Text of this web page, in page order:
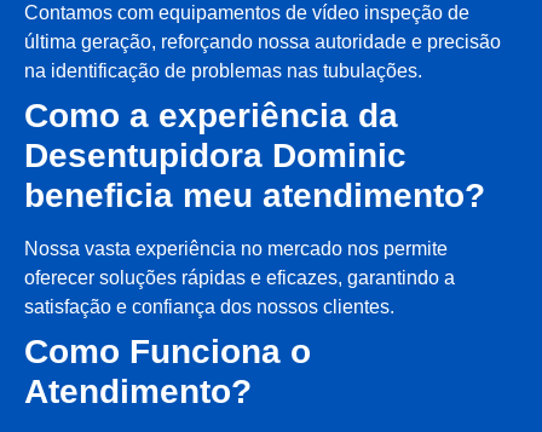
Contamos com equipamentos de vídeo inspeção de
última geração, reforçando nossa autoridade e precisão
na identificação de problemas nas tubulações.
Como a experiência da
Desentupidora Dominic
beneficia meu atendimento?
Nossa vasta experiência no mercado nos permite
oferecer soluções rápidas e eficazes, garantindo a
satisfação e confiança dos nossos clientes.
Como Funciona o
Atendimento?